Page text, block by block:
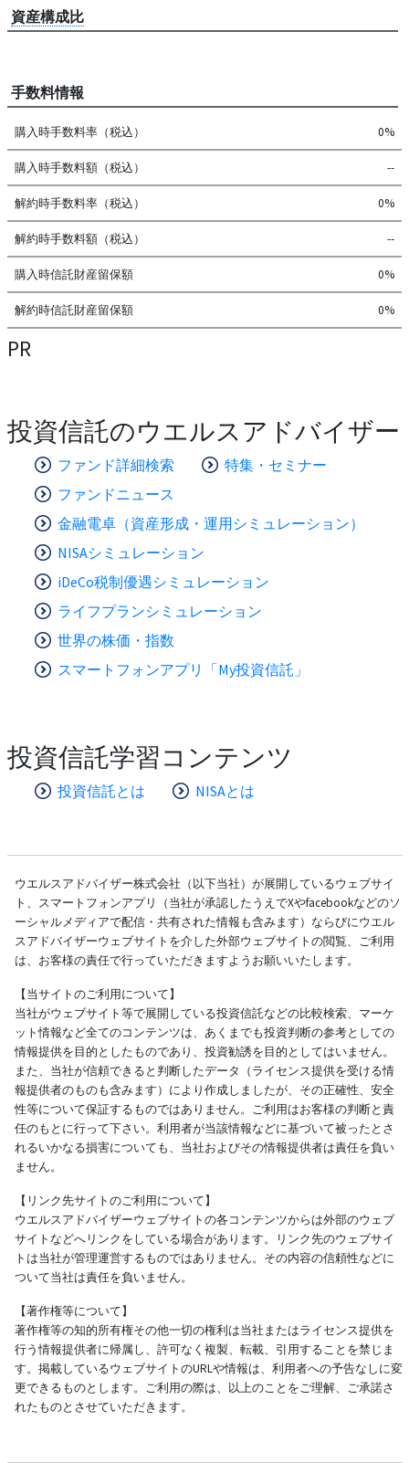
資産構成比
手数料情報
購入時手数料率（税込） 0%
購入時手数料額（税込） --
解約時手数料率（税込） 0%
解約時手数料額（税込） --
購入時信託財産留保額 0%
解約時信託財産留保額 0%
PR
投資信託のウエルスアドバイザー
ファンド詳細検索
特集・セミナー
ファンドニュース
金融電卓（資産形成・運用シミュレーション）
NISAシミュレーション
iDeCo税制優遇シミュレーション
ライフプランシミュレーション
世界の株価・指数
スマートフォンアプリ「My投資信託」
投資信託学習コンテンツ
投資信託とは NISAとは
ウエルスアドバイザー株式会社（以下当社）が展開しているウェブサイ
ト、スマートフォンアプリ（当社が承認したうえでXやfacebookなどのソ
ーシャルメディアで配信・共有された情報も含みます）ならびにウエル
スアドバイザーウェブサイトを介した外部ウェブサイトの閲覧、ご利用
は、お客様の責任で行っていただきますようお願いいたします。
【当サイトのご利用について】
当社がウェブサイト等で展開している投資信託などの比較検索、マーケ
ット情報など全てのコンテンツは、あくまでも投資判断の参考としての
情報提供を目的としたものであり、投資勧誘を目的としてはいません。
また、当社が信頼できると判断したデータ（ライセンス提供を受ける情
報提供者のものも含みます）により作成しましたが、その正確性、安全
性等について保証するものではありません。ご利用はお客様の判断と責
任のもとに行って下さい。利用者が当該情報などに基づいて被ったとさ
れるいかなる損害についても、当社およびその情報提供者は責任を負い
ません。
【リンク先サイトのご利用について】
ウエルスアドバイザーウェブサイトの各コンテンツからは外部のウェブ
サイトなどへリンクをしている場合があります。リンク先のウェブサイ
トは当社が管理運営するものではありません。その内容の信頼性などに
ついて当社は責任を負いません。
【著作権等について】
著作権等の知的所有権その他一切の権利は当社またはライセンス提供を
行う情報提供者に帰属し、許可なく複製、転載、引用することを禁じま
す。掲載しているウェブサイトのURLや情報は、利用者への予告なしに変
更できるものとします。ご利用の際は、以上のことをご理解、ご承諾さ
れたものとさせていただきます。